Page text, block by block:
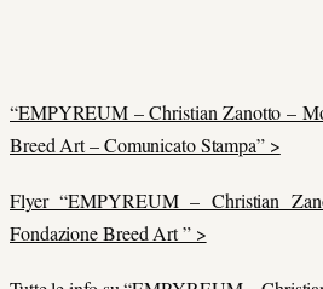
“EMPYREUM – Christian Zanotto –
Breed Art – Comunicato Stampa” >
Flyer “EMPYREUM – Christian
Fondazione Breed Art ” >